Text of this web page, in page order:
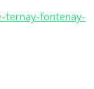
ternay-fontenay-